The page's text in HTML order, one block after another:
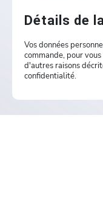
Détails de
Vos données
commande, pour
d'autres raisons
confidentialité.